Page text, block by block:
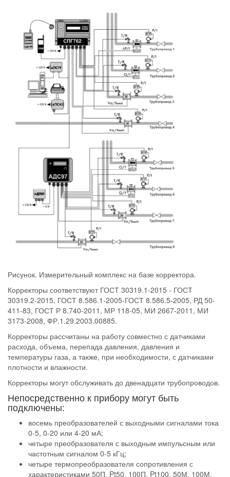
Рисунок. Измерительный комплекс на базе корректора.
Корректоры соответствуют ГОСТ 30319.1-2015 - ГОСТ
30319.2-2015, ГОСТ 8.586.1-2005-ГОСТ 8.586.5-2005, РД 50-
411-83, ГОСТ Р 8.740-2011, МР 118-05, МИ 2667-2011, МИ
3173-2008, ФР.1.29.2003.00885.
Корректоры рассчитаны на работу совместно с датчиками
расхода, объема, перепада давления, давления и
температуры газа, а также, при необходимости, с датчиками
плотности и влажности.
Корректоры могут обслуживать до двенадцати трубопроводов.
Непосредственно к прибору могут быть
подключены:
восемь преобразователей с выходными сигналами тока
0-5, 0-20 или 4-20 мА;
четыре преобразователя с выходным импульсным или
частотным сигналом 0-5 кГц;
четыре термопреобразователя сопротивления с
характеристиками 50П, Pt50, 100П, Pt100, 50М, 100М.